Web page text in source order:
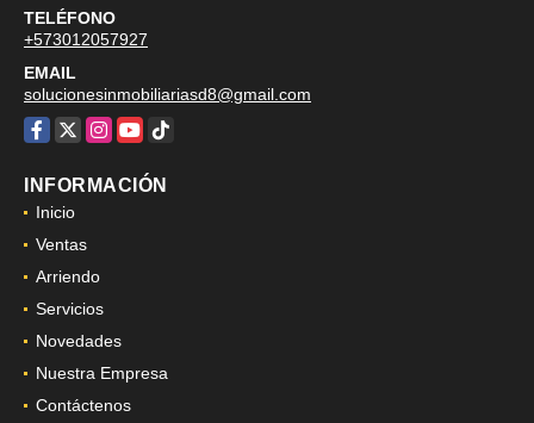
+573043819480
TELÉFONO
+573012057927
EMAIL
solucionesinmobiliariasd8@gmail.com
INFORMACIÓN
Inicio
Ventas
Arriendo
Servicios
Novedades
Nuestra Empresa